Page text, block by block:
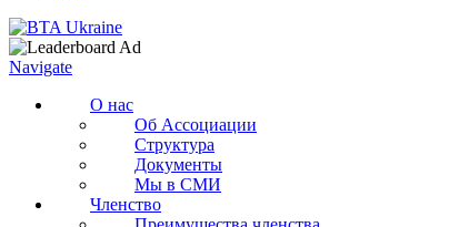
Navigate
О нас
Об Ассоциации
Структура
Документы
Мы в СМИ
Членство